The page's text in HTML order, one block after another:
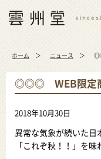
ホーム ニュース
◎◎◎ WEB限定
2018年10月30日
異常な気象が続いた日
「これぞ秋！！」を味